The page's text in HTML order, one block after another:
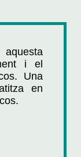
i el
Una
en